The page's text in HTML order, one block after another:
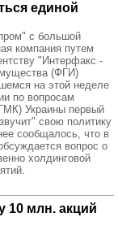
единой
с большой
компания путем
"Интерфакс -
(ФГИ)
на этой неделе
по вопросам
Украины первый
свою политику
сообщалось, что в
вопрос о
холдинговой
10 млн. акций